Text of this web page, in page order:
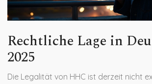
Rechtliche Lage in
2025
Die Legalität von HHC ist derzeit nicht